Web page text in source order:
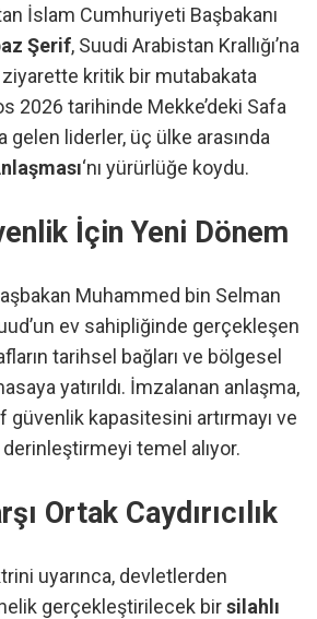
İslam Cumhuriyeti Başbakanı
Şerif, Suudi Arabistan Krallığı’na
kritik bir mutabakata
2026 tarihinde Mekke’deki Safa
gelen liderler, üç ülke arasında
‘nı yürürlüğe koydu.
İçin Yeni Dönem
Muhammed bin Selman
ev sahipliğinde gerçekleşen
tarihsel bağları ve bölgesel
yatırıldı. İmzalanan anlaşma,
kapasitesini artırmayı ve
temel alıyor.
Ortak Caydırıcılık
uyarınca, devletlerden
gerçekleştirilecek birsilahlı